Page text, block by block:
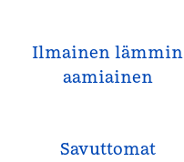
Ilmainen lämmin
aamiainen
Savuttomat